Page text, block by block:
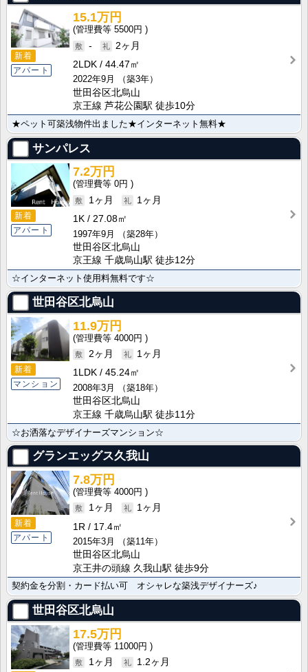
新着
アパート
15.1万円
5500円
-
2ヶ月
2LDK
44.47㎡
2022年9月
（築3年）
世田谷区北烏山
京王線 芦花公園駅 徒歩10分
★ペット可築浅物件出ました★インターネット無料★
サンパレス
新着
アパート
7.2万円
0円
1ヶ月
1ヶ月
1K
27.08㎡
1997年9月
（築28年）
世田谷区北烏山
京王線 千歳烏山駅 徒歩12分
☆インターネット使用料無料です☆
世田谷区北烏山
新着
マンション
11.9万円
4000円
2ヶ月
1ヶ月
1LDK
45.24㎡
2008年3月
（築18年）
世田谷区北烏山
京王線 千歳烏山駅 徒歩11分
☆お洒落なデザイナーズマンション☆
グランエッグス久我山
新着
アパート
7.8万円
4000円
1ヶ月
1ヶ月
1R
17.4㎡
2015年3月
（築11年）
世田谷区北烏山
京王井の頭線 久我山駅 徒歩9分
契約金を分割・カード払い可 オシャレな築浅デザイナーズ♪
世田谷区北烏山
17.5万円
11000円
1ヶ月
1.2ヶ月